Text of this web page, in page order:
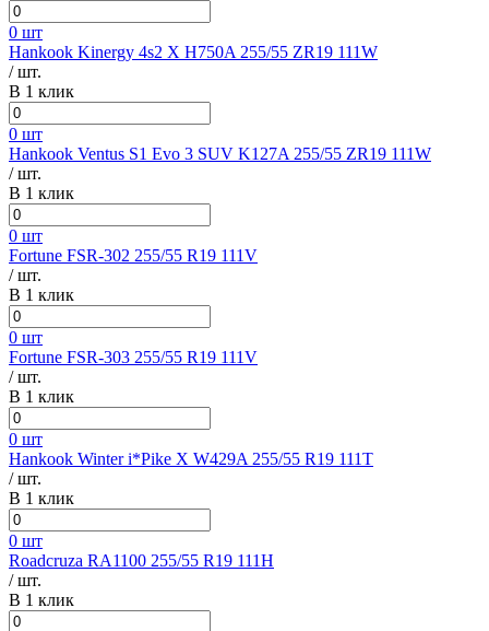
0 шт
Hankook Kinergy 4s2 X H750A 255/55 ZR19 111W
/ шт.
В 1 клик
0 шт
Hankook Ventus S1 Evo 3 SUV K127A 255/55 ZR19 111W
/ шт.
В 1 клик
0 шт
Fortune FSR-302 255/55 R19 111V
/ шт.
В 1 клик
0 шт
Fortune FSR-303 255/55 R19 111V
/ шт.
В 1 клик
0 шт
Hankook Winter i*Pike X W429A 255/55 R19 111T
/ шт.
В 1 клик
0 шт
Roadcruza RA1100 255/55 R19 111H
/ шт.
В 1 клик